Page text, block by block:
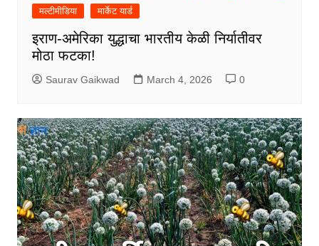
मल्टीमीडिया
मार्केट यार्ड
इराण-अमेरिका युद्धाचा भारतीय केळी निर्यातीवर
मोठा फटका!
Saurav Gaikwad March 4, 2026 0